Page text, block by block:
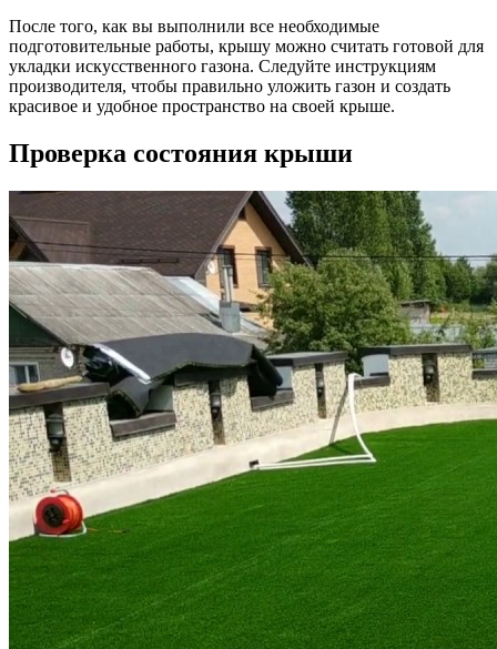
После того, как вы выполнили все необходимые
подготовительные работы, крышу можно считать готовой для
укладки искусственного газона. Следуйте инструкциям
производителя, чтобы правильно уложить газон и создать
красивое и удобное пространство на своей крыше.
Проверка состояния крыши